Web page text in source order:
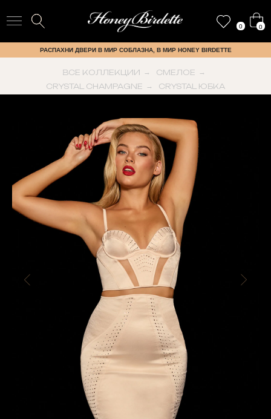
0 0
РАСПАХНИ ДВЕРИ В МИР СОБЛАЗНА, В МИР HONEY BIRDETTE
ВСЕ КОЛЛЕКЦИИ → СМЕЛОЕ →
CRYSTAL CHAMPAGNE → CRYSTAL ЮБКА